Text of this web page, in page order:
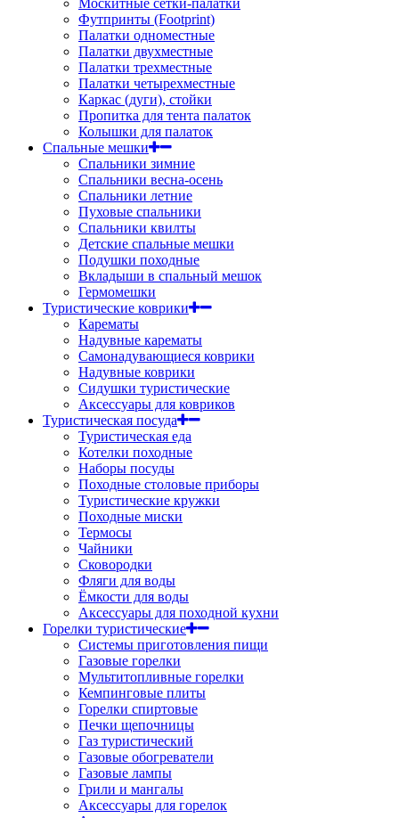
Москитные сетки-палатки
Футпринты (Footprint)
Палатки одноместные
Палатки двухместные
Палатки трехместные
Палатки четырехместные
Каркас (дуги), стойки
Пропитка для тента палаток
Колышки для палаток
Спальные мешки
Спальники зимние
Спальники весна-осень
Спальники летние
Пуховые спальники
Спальники квилты
Детские спальные мешки
Подушки походные
Вкладыши в спальный мешок
Гермомешки
Туристические коврики
Карематы
Надувные карематы
Самонадувающиеся коврики
Надувные коврики
Сидушки туристические
Аксессуары для ковриков
Туристическая посуда
Туристическая еда
Котелки походные
Наборы посуды
Походные столовые приборы
Туристические кружки
Походные миски
Термосы
Чайники
Сковородки
Фляги для воды
Ёмкости для воды
Аксессуары для походной кухни
Горелки туристические
Системы приготовления пищи
Газовые горелки
Мультитопливные горелки
Кемпинговые плиты
Горелки спиртовые
Печки щепочницы
Газ туристический
Газовые обогреватели
Газовые лампы
Грили и мангалы
Аксессуары для горелок